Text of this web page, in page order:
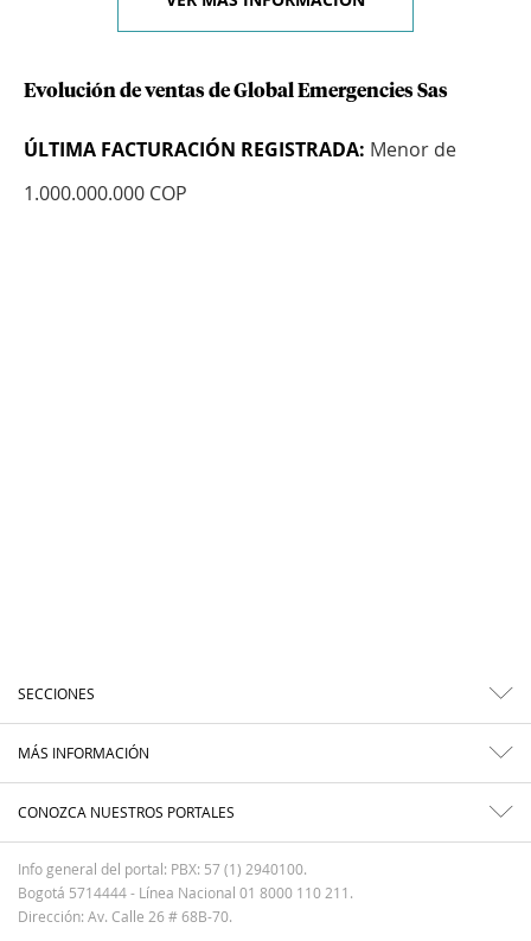
Evolución de ventas de Global Emergencies Sas
ÚLTIMA FACTURACIÓN REGISTRADA: Menor de
1.000.000.000 COP
SECCIONES
MÁS INFORMACIÓN
CONOZCA NUESTROS PORTALES
Info general del portal: PBX: 57 (1) 2940100.
Bogotá 5714444 - Línea Nacional 01 8000 110 211.
Dirección: Av. Calle 26 # 68B-70.